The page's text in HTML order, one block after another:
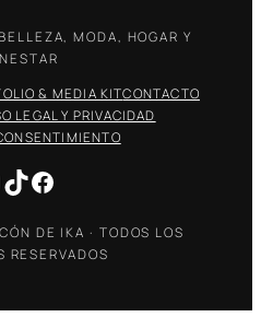
MODA, HOGAR Y
& MEDIA KITCONTACTO
LEGAL Y PRIVACIDAD
TikTokFacebook
DE IKA · TODOS LOS
RESERVADOS